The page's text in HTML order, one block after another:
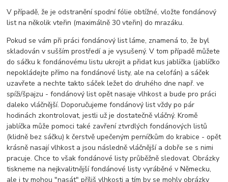
V případě, že je odstranění spodní fólie obtížné, vložte fondánový
list na několik vteřin (maximálně 30 vteřin) do mrazáku.
Pokud se vám při práci fondánový list láme, znamená to, že byl
skladován v sušším prostředí a je vysušený. V tom případě můžete
do sáčku k fondánovému listu ukrojit a přidat kus jablíčka (jablíčko
nepokládejte přímo na fondánové listy, ale na celofán) a sáček
uzavřete a nechte takto sáček ležet do druhého dne např. ve
spíži/špajzu - fondánový list opět nasaje vlhkost a bude pro práci
daleko vláčnější. Doporučujeme fondánový list vždy po pár
hodinách zkontrolovat, jestli už je dostatečně vláčný. Kromě
jablíčka může pomoci také zavření ztvrdlých fondánových listů
(klidně bez sáčku) k čerstvě upečeným perníčkům do krabice - opět
krásně nasají vlhkost a jsou následně vláčnější a dobře se s nimi
pracuje. Chce to však fondánové listy průběžně sledovat. Obrázky
tiskneme na nejkvalitnější fondánové listy vyráběné v Německu,
ale i ty mohou "nasát" příliš vlhkosti a tím by se mohly obrázky